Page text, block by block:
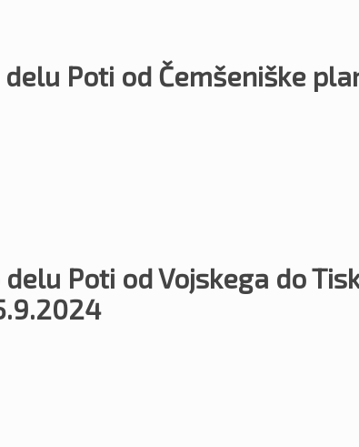
Poti od Čemšeniške
Poti od Vojskega do